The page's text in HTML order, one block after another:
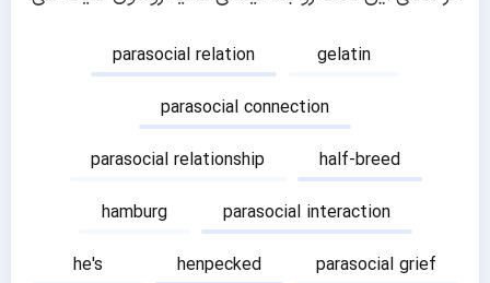
parasocial relation
gelatin
parasocial connection
parasocial relationship
half-breed
hamburg
parasocial interaction
he's
henpecked
parasocial grief